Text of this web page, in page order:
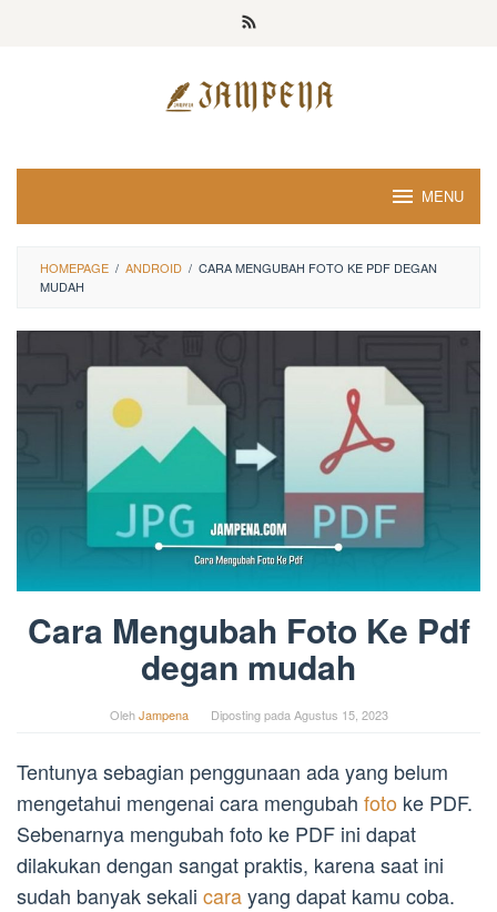
MENU
HOMEPAGE / ANDROID / CARA MENGUBAH FOTO KE PDF DEGAN
MUDAH
Cara Mengubah Foto Ke Pdf
degan mudah
OlehJampena Diposting pada Agustus 15, 2023
Tentunya sebagian penggunaan ada yang belum
mengetahui mengenai cara mengubah foto ke PDF.
Sebenarnya mengubah foto ke PDF ini dapat
dilakukan dengan sangat praktis, karena saat ini
sudah banyak sekali carayang dapat kamu coba.